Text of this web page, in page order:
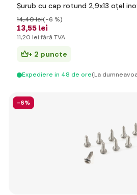
Șurub cu cap rotund 2,9x13 oțel
13,55 lei
14,40 lei(-6 %)
11,20 lei fără TVA
+ 2 puncte
Expediere in 48 de ore(La
-6%